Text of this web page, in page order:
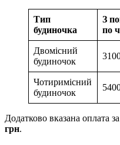
Тип
будиночка
З
по
Двомісний
будиночок
Чотиримісний
будиночок
Додатково вказана оплата
грн.